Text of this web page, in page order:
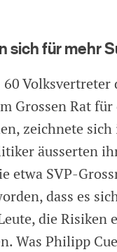
sich für mehr
Volksvertreter
Grossen Rat
zeichnete sich
äusserten
etwa SVP-
dass es
die Risiken
Was Philipp